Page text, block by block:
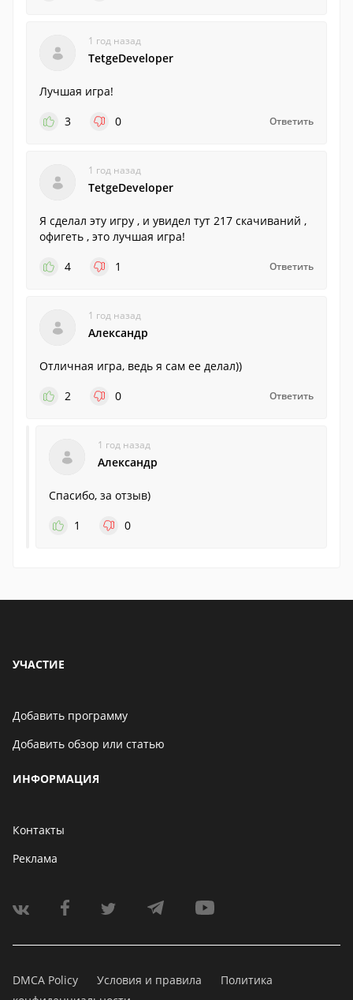
1 год назад
TetgeDeveloper
Лучшая игра!
3
0 Ответить
1 год назад
TetgeDeveloper
Я сделал эту игру , и увидел тут 217 скачиваний ,
офигеть , это лучшая игра!
4
1 Ответить
1 год назад
Александр
Отличная игра, ведь я сам ее делал))
2
0 Ответить
1 год назад
Александр
Спасибо, за отзыв)
1
0
УЧАСТИЕ
Добавить программу
Добавить обзор или статью
ИНФОРМАЦИЯ
Контакты
Реклама
DMCA Policy Условия и правила
Политика